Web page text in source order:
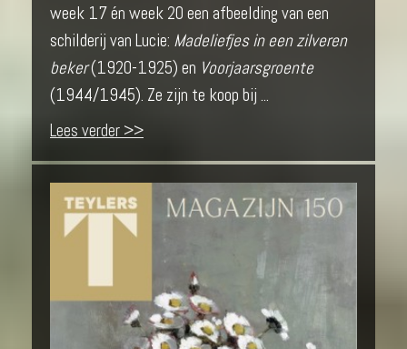
week 17 én week 20 een afbeelding van een
schilderij van Lucie: Madeliefjes in een zilveren
beker(1920-1925) en Voorjaarsgroente
(1944/1945). Ze zijn te koop bij ...
Lees verder >>